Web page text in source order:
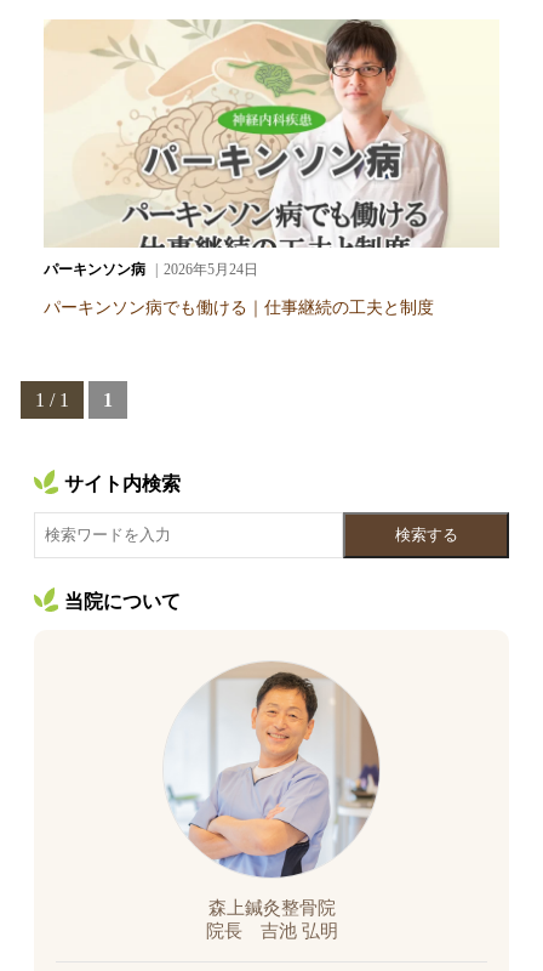
パーキンソン病 2026年5月24日
パーキンソン病でも働ける｜仕事継続の工夫と制度
1 / 1 1
サイト内検索
検索する
当院について
森上鍼灸整骨院
院長 吉池 弘明